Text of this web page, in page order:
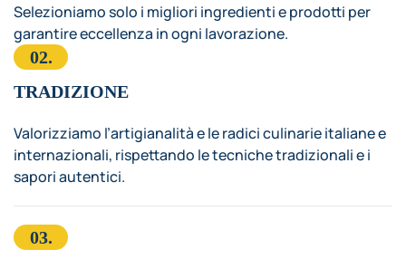
Selezioniamo solo i migliori ingredienti e prodotti per
garantire eccellenza in ogni lavorazione.
02.
TRADIZIONE
Valorizziamo l’artigianalità e le radici culinarie italiane e
internazionali, rispettando le tecniche tradizionali e i
sapori autentici.
03.